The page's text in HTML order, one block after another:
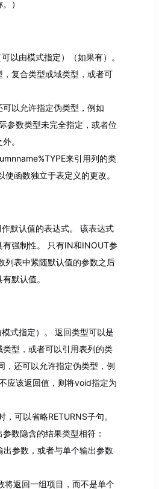
）
以由模式指定）（如果有）。
复合类型或域类型，或者可
以允许指定伪类型，例如
参数类型未完全指定，或者位
。
来引用列的类
函数独立于表定义的更改。
默认值的表达式。 该表达式
强制性。 只有IN和INOUT参
列表中紧随默认值的参数之后
默认值。
式指定）。 返回类型可以是
型，或者可以引用表列的类
，还可以允许指定伪类型，例
应该返回值，则将void指定为
可以省略RETURNS子句。
数隐含的结果类型相符：
出参数，或者与单个输出参数
将返回一组项目，而不是单个